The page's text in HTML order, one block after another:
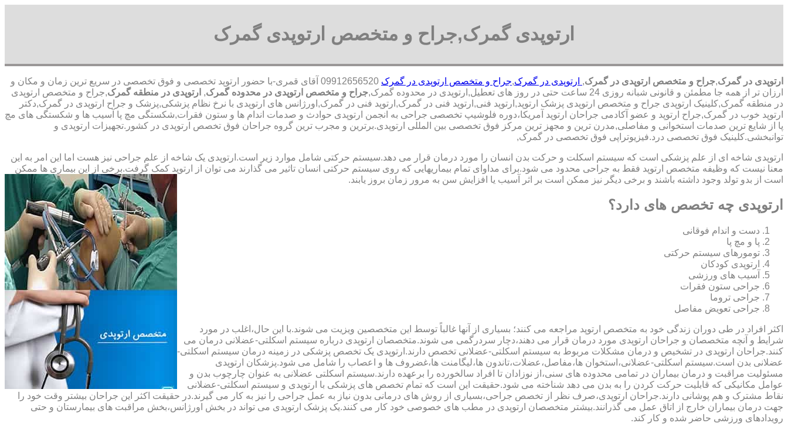
ارتوپدی گمرک,جراح و متخصص ارتوپدی گمرک
ارتوپدی در گمرک,جراح و متخصص ارتوپدی در گمرک, ارتوپدی در گمرک,جراح و متخصص ارتوپدی در گمرک
09912656520 آقای قمری-با حضور ارتوپد تخصصی و فوق تخصصی در سریع ترین زمان و مکان و
ارزان تر از همه جا مطمئن و قانونی شبانه روزی 24 ساعت حتی در روز های تعطیل,ارتوپدی در محدوده گمرک,
جراح و متخصص ارتوپدی در محدوده گمرک, ارتوپدی در منطقه گمرک,جراح و متخصص ارتوپدی
در منطقه گمرک,کلینیک ارتوپدی جراح و متخصص ارتوپدی پزشک ارتوپد,ارتوپد فنی,ارتوپد فنی در گمرک,ارتوپد فنی در گمرک,اورژانس های ارتوپدی با نرخ نظام پزشکی,پزشک و جراح ارتوپدی در گمرک,دکتر
ارتوپد خوب در گمرک,جراح ارتوپد و عضو آکادمی جراحان ارتوپد آمریکا،دوره فلوشیپ تخصصی جراحی به انجمن ارتوپدی حوادث و صدمات اندام ها و ستون فقرات,شکستگی مچ پا آسیب ها و شکستگی های مچ
پا از شایع ترین صدمات استخوانی و مفاصلی,مدرن ترین و مجهز ترین مرکز فوق تخصصی بین المللی ارتوپدی.برترین ‏و ‏مجرب ‏ترین ‏گروه ‏جراحان ‏فوق ‏تخصص ‏ارتوپدی ‏در ‏کشور.تجهیزات ارتوپدی و
توانبخشی.کلینیک فوق تخصصی درد.فیزیوتراپی فوق تخصصی در گمرک,
ارتوپدی شاخه ای از علم پزشکی است که سیستم اسکلت و حرکت بدن انسان را مورد درمان قرار می دهد.سیستم حرکتی شامل موارد زیر است.ارتوپدی یک شاخه از علم جراحی نیز هست اما این امر به این
معنا نیست که وظیفه متخصص ارتوپد فقط به جراحی محدود می شود.برای مداوای تمام بیماریهایی که روی سیستم حرکتی انسان تاثیر می گذارند می توان از ارتوپد کمک گرفت.برخی از این بیماری ها ممکن
است از بدو تولد وجود داشته باشند و برخی دیگر نیز ممکن است بر اثر آسیب یا افزایش سن به مرور زمان بروز یابند.
ارتوپدی چه تخصص های دارد؟
دست و اندام فوقانی
پا و مچ پا
تومورهای سیستم حرکتی
ارتوپدی کودکان
آسیب های ورزشی
جراحی ستون فقرات
جراحی تروما
جراحی تعویض مفاصل
اکثر افراد در طی دوران زندگی خود به متخصص ارتوپد مراجعه می کنند؛ بسیاری از آنها غالباً توسط این متخصصین ویزیت می شوند.با این حال،اغلب در مورد
شرایط و آنچه متخصصان و جراحان ارتوپدی مورد درمان قرار می دهند،دچار سردرگمی می شوند.متخصصان ارتوپدی درباره سیستم اسکلتی-عضلانی درمان می
کنند.جراحان ارتوپدی در تشخیص و درمان مشکلات مربوط به سیستم اسکلتی-عضلانی تخصص دارند.ارتوپدی یک تخصص پزشکی در زمینه درمان سیستم اسکلتی-
عضلانی بدن است.سیستم اسکلتی-عضلانی،استخوان ها،مفاصل،عضلات،تاندون ها،لیگامنت ها،غضروف ها و اعصاب را شامل می شود.پزشکان ارتوپدی
مسئولیت مراقبت و درمان بیماران در تمامی محدوده های سنی،از نوزادان تا افراد سالخورده را برعهده دارند.سیستم اسکلتی عضلانی به عنوان چارچوب بدن و
عوامل مکانیکی که قابلیت حرکت کردن را به بدن می دهد شناخته می شود.حقیقت این است که تمام تخصص های پزشکی با ارتوپدی و سیستم اسکلتی-عضلانی
نقاط مشترک و هم پوشانی دارند.جراحان ارتوپدی،صرف نظر از تخصص جراحی،بسیاری از روش های درمانی بدون نیاز به عمل جراحی را نیز به کار می گیرند.در حقیقت اکثر این جراحان بیشتر وقت خود را
جهت درمان بیماران خارج از اتاق عمل می گذرانند.بیشتر متخصصان ارتوپدی در مطب های خصوصی خود کار می کنند.یک پزشک ارتوپدی می تواند در بخش اورژانس،بخش مراقبت های بیمارستان و حتی
رویدادهای ورزشی حاضر شده و کار کند.